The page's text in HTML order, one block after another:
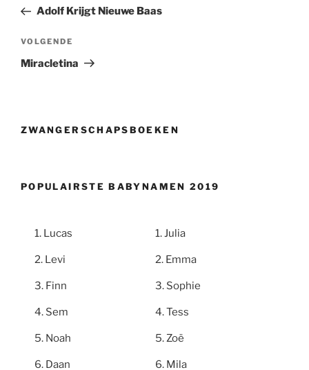
bericht
Adolf Krijgt Nieuwe Baas
Volgend
bericht
VOLGENDE
Miracletina
ZWANGERSCHAPSBOEKEN
POPULAIRSTE BABYNAMEN 2019
Lucas
Levi
Finn
Sem
Noah
Daan
Julia
Emma
Sophie
Tess
Zoë
Mila